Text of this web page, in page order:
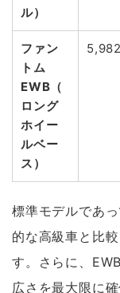
ル）
ファン
トム
EWB（
ロング
ホイー
ルベー
ス）
5,982
標準モデルであ
的な高級車と比
す。さらに、
広さを最大限に